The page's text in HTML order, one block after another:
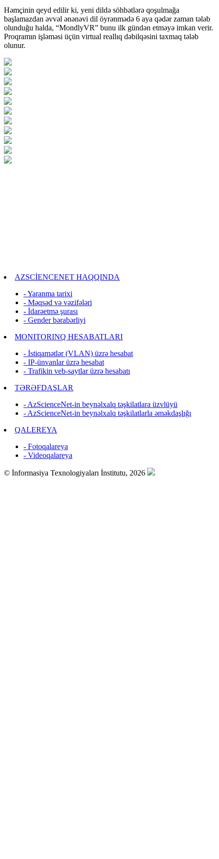
Həmçinin qeyd edilir ki, yeni dildə söhbətlərə qoşulmağa
başlamazdan əvvəl ənənəvi dil öyrənmədə 6 aya qədər zaman tələb
olunduğu halda, “MondlyVR” bunu ilk gündən etməyə imkan verir.
Proqramın işləməsi üçün virtual reallıq dəbilqəsini taxmaq tələb
olunur.
AZSCİENCENET HAQQINDA
- Yaranma tarixi
- Məqsəd və vəzifələri
- İdarəetmə şurası
- Gender bərabərliyi
MONITORINQ HESABATLARI
- İstiqamətlər (VLAN) üzrə hesabat
- IP-ünvanlar üzrə hesabat
- Trafikin veb-saytlar üzrə hesabatı
TƏRƏFDAŞLAR
- AzScienceNet-in beynəlxalq təşkilatlara üzvlüyü
- AzScienceNet-in beynəlxalq təşkilatlarla əməkdaşlığı
QALEREYA
- Fotoqalareya
- Videoqalareya
© İnformasiya Texnologiyaları İnstitutu, 2026